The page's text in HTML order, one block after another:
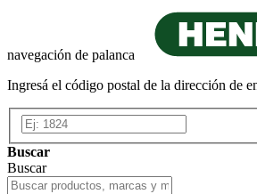
navegación de palanca
Ingresá el código postal de la dirección de
Buscar
Buscar